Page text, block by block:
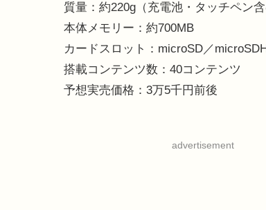
質量：約220g（充電池・タッチペン
本体メモリー：約700MB
カードスロット：microSD／
搭載コンテンツ数：40コンテンツ
予想実売価格：3万5千円前後
advertisement